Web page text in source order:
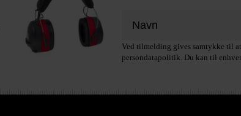
Ved tilmelding gives samtykke til
persondatapolitik. Du kan til